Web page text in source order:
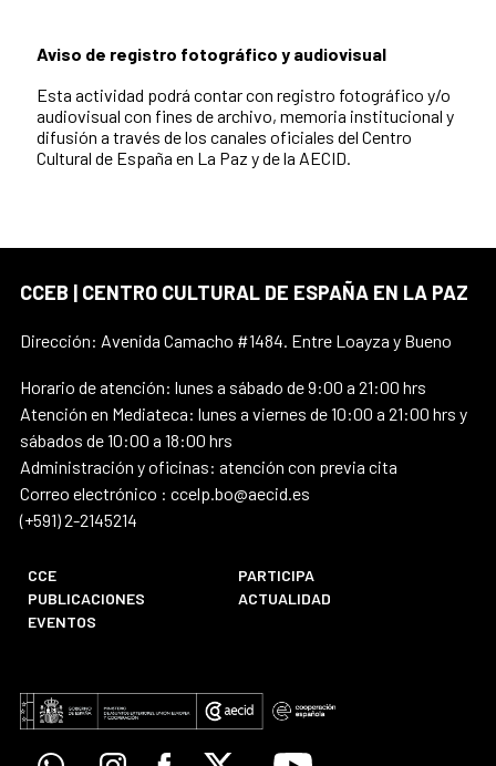
Aviso de registro fotográfico y audiovisual
Esta actividad podrá contar con registro fotográfico y/o
audiovisual con fines de archivo, memoria institucional y
difusión a través de los canales oficiales del Centro
Cultural de España en La Paz y de la AECID.
CCEB | CENTRO CULTURAL DE ESPAÑA EN LA PAZ
Dirección: Avenida Camacho #1484. Entre Loayza y Bueno
Horario de atención: lunes a sábado de 9:00 a 21:00 hrs
Atención en Mediateca: lunes a viernes de 10:00 a 21:00 hrs y
sábados de 10:00 a 18:00 hrs
Administración y oficinas: atención con previa cita
Correo electrónico : ccelp.bo@aecid.es
(+591) 2-2145214
CCE
PARTICIPA
PUBLICACIONES
ACTUALIDAD
EVENTOS